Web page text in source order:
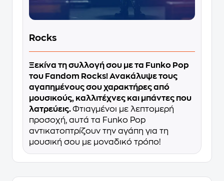
Rocks
Ξεκίνα τη συλλογή σου με τα Funko Pop
του Fandom Rocks! Ανακάλυψε τους
αγαπημένους σου χαρακτήρες από
μουσικούς, καλλιτέχνες και μπάντες που
λατρεύεις.Φτιαγμένοι με λεπτομερή
προσοχή, αυτά τα Funko Pop
αντικατοπτρίζουν την αγάπη για τη
μουσική σου με μοναδικό τρόπο!